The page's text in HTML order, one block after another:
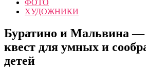
ФОТО
ХУДОЖНИКИ
Буратино и Мальвина
квест для умных и
детей